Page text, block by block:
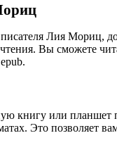
Лия Мориц,
Вы сможете
книгу или
Это позволяет